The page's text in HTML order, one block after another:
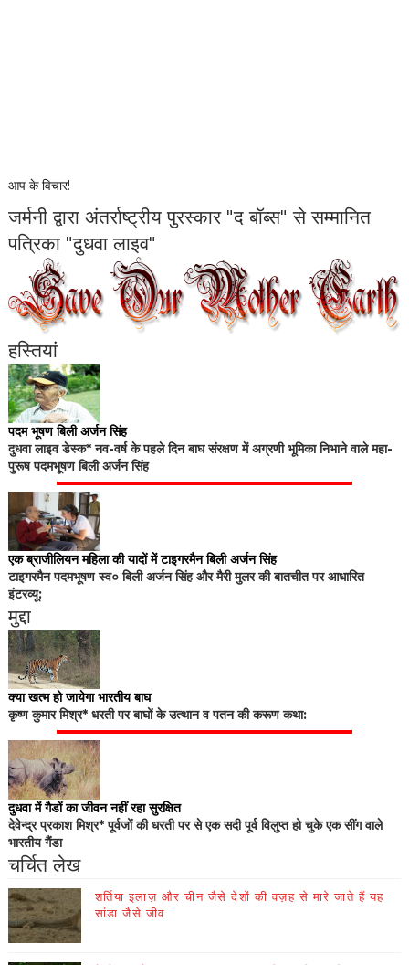
आप के विचार!
जर्मनी द्वारा अंतर्राष्ट्रीय पुरस्कार "द बॉब्स" से सम्मानित
पत्रिका "दुधवा लाइव"
हस्तियां
पदम भूषण बिली अर्जन सिंह
दुधवा लाइव डेस्क* नव-वर्ष के पहले दिन बाघ संरक्षण में अग्रणी भूमिका निभाने वाले महा-
पुरूष पदमभूषण बिली अर्जन सिंह
एक ब्राजीलियन महिला की यादों में टाइगरमैन बिली अर्जन सिंह
टाइगरमैन पदमभूषण स्व० बिली अर्जन सिंह और मैरी मुलर की बातचीत पर आधारित
इंटरव्यू:
मुद्दा
क्या खत्म हो जायेगा भारतीय बाघ
कृष्ण कुमार मिश्र* धरती पर बाघों के उत्थान व पतन की करूण कथा:
दुधवा में गैडों का जीवन नहीं रहा सुरक्षित
देवेन्द्र प्रकाश मिश्र* पूर्वजों की धरती पर से एक सदी पूर्व विलुप्त हो चुके एक सींग वाले
भारतीय गैंडा
चर्चित लेख
शर्तिया इलाज़ और चीन जैसे देशों की वज़ह से मारे जाते हैं यह
सांडा जैसे जीव